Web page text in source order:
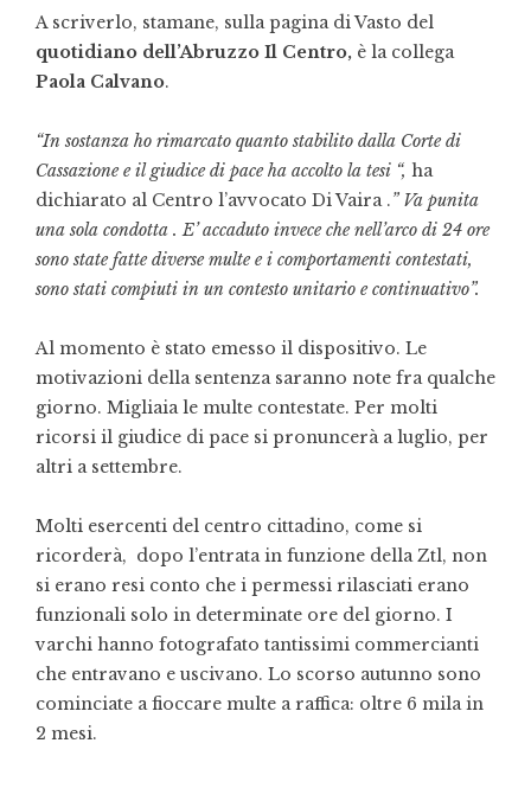
A scriverlo, stamane, sulla pagina di Vasto del
quotidiano dell’Abruzzo Il Centro, è la collega
Paola Calvano.
“In sostanza ho rimarcato quanto stabilito dalla Corte di
Cassazione e il giudice di pace ha accolto la tesi “, ha
dichiarato al Centro l’avvocato Di Vaira .” Va punita
una sola condotta . E’ accaduto invece che nell’arco di 24 ore
sono state fatte diverse multe e i comportamenti contestati,
sono stati compiuti in un contesto unitario e continuativo”.
Al momento è stato emesso il dispositivo. Le
motivazioni della sentenza saranno note fra qualche
giorno. Migliaia le multe contestate. Per molti
ricorsi il giudice di pace si pronuncerà a luglio, per
altri a settembre.
Molti esercenti del centro cittadino, come si
ricorderà, dopo l’entrata in funzione della Ztl, non
si erano resi conto che i permessi rilasciati erano
funzionali solo in determinate ore del giorno. I
varchi hanno fotografato tantissimi commercianti
che entravano e uscivano. Lo scorso autunno sono
cominciate a fioccare multe a raffica: oltre 6 mila in
2 mesi.